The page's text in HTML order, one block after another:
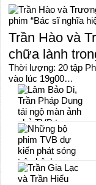
Trần Hào và
chữa lành
Thời lượng: 20 tập
vào lúc 19g00…